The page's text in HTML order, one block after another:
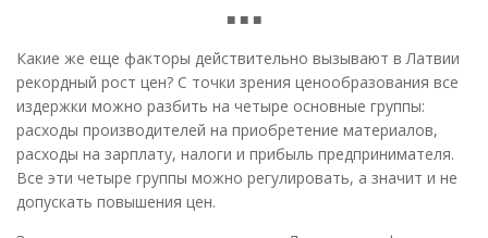
■ ■ ■
Какие же еще факторы действительно вызывают в Латвии
рекордный рост цен? С точки зрения ценообразования все
издержки можно разбить на четыре основные группы:
расходы производителей на приобретение материалов,
расходы на зарплату, налоги и прибыль предпринимателя.
Все эти четыре группы можно регулировать, а значит и не
допускать повышения цен.